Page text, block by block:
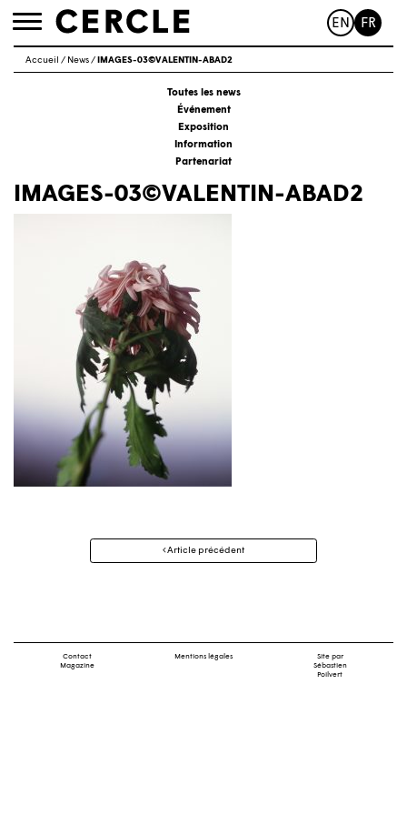
Toggle
EN FR
Accueil / News/ IMAGES-03©VALENTIN-ABAD2
Toutes les news
Événement
Exposition
Information
Partenariat
IMAGES-03©VALENTIN-ABAD2
Navigation
Article précédent
Contact
Magazine
Mentions légales
Site par
Sébastien
Poilvert